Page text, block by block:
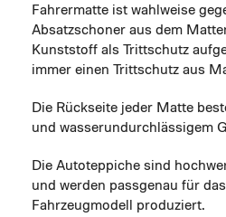
Fahrermatte ist wahlweise
Absatzschoner aus dem
Kunststoff als Trittschutz
immer einen Trittschutz aus
Die Rückseite jeder Matte
und wasserundurchlässigem
Die Autoteppiche sind
und werden passgenau für
Fahrzeugmodell produziert.